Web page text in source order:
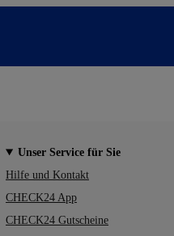
Unser Service für Sie
Hilfe und Kontakt
CHECK24 App
CHECK24 Gutscheine